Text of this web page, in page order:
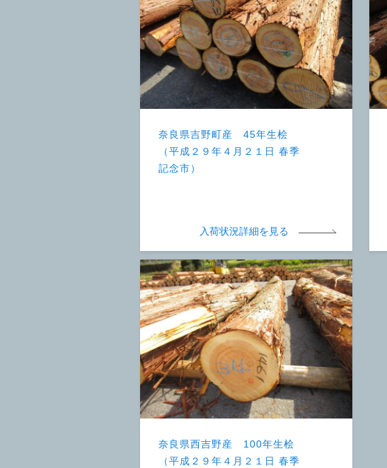
奈良県吉野町産 45年生桧
（平成２９年４月２１日 春季
記念市）
入荷状況詳細を見る
奈良県西吉野産 100年生桧
（平成２９年４月２１日 春季